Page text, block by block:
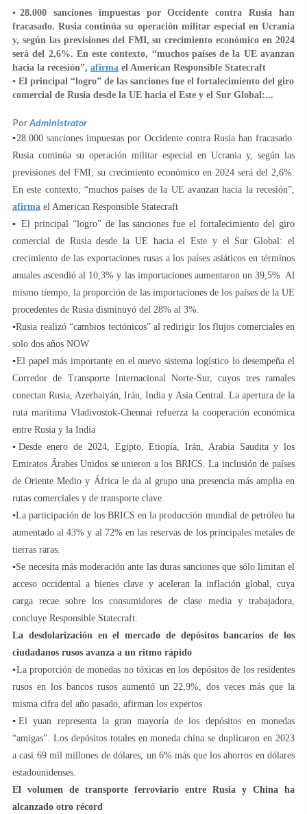
▪️28.000 sanciones impuestas por Occidente contra Rusia han
fracasado. Rusia continúa su operación militar especial en Ucrania
y, según las previsiones del FMI, su crecimiento económico en 2024
será del 2,6%. En este contexto, “muchos países de la UE avanzan
hacia la recesión”, afirma el American Responsible Statecraft
▪️ El principal “logro” de las sanciones fue el fortalecimiento del giro
comercial de Rusia desde la UE hacia el Este y el Sur Global:...
PorAdministrator
▪️28.000 sanciones impuestas por Occidente contra Rusia han fracasado.
Rusia continúa su operación militar especial en Ucrania y, según las
previsiones del FMI, su crecimiento económico en 2024 será del 2,6%.
En este contexto, “muchos países de la UE avanzan hacia la recesión”,
afirma el American Responsible Statecraft
▪️ El principal “logro” de las sanciones fue el fortalecimiento del giro
comercial de Rusia desde la UE hacia el Este y el Sur Global: el
crecimiento de las exportaciones rusas a los países asiáticos en términos
anuales ascendió al 10,3% y las importaciones aumentaron un 39,5%. Al
mismo tiempo, la proporción de las importaciones de los países de la UE
procedentes de Rusia disminuyó del 28% al 3%.
▪️Rusia realizó “cambios tectónicos” al redirigir los flujos comerciales en
solo dos años NOW
▪️El papel más importante en el nuevo sistema logístico lo desempeña el
Corredor de Transporte Internacional Norte-Sur, cuyos tres ramales
conectan Rusia, Azerbaiyán, Irán, India y Asia Central. La apertura de la
ruta marítima Vladivostok-Chennai refuerza la cooperación económica
entre Rusia y la India
▪️Desde enero de 2024, Egipto, Etiopía, Irán, Arabia Saudita y los
Emiratos Árabes Unidos se unieron a los BRICS. La inclusión de países
de Oriente Medio y África le da al grupo una presencia más amplia en
rutas comerciales y de transporte clave.
▪️La participación de los BRICS en la producción mundial de petróleo ha
aumentado al 43% y al 72% en las reservas de los principales metales de
tierras raras.
▪️Se necesita más moderación ante las duras sanciones que sólo limitan el
acceso occidental a bienes clave y aceleran la inflación global, cuya
carga recae sobre los consumidores de clase media y trabajadora,
concluye Responsible Statecraft.
La desdolarización en el mercado de depósitos bancarios de los
ciudadanos rusos avanza a un ritmo rápido
▪️La proporción de monedas no tóxicas en los depósitos de los residentes
rusos en los bancos rusos aumentó un 22,9%, dos veces más que la
misma cifra del año pasado, afirman los expertos
▪️El yuan representa la gran mayoría de los depósitos en monedas
“amigas”. Los depósitos totales en moneda china se duplicaron en 2023
a casi 69 mil millones de dólares, un 6% más que los ahorros en dólares
estadounidenses.
El volumen de transporte ferroviario entre Rusia y China ha
alcanzado otro récord